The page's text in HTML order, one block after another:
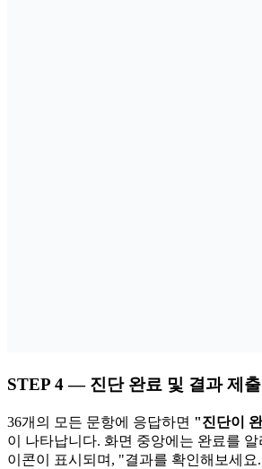
STEP 4 — 진단 완료 및 결과 제출
36개의 모든 문항에 응답하면 "진단이
이 나타납니다. 화면 중앙에는 완료를
이콘이 표시되며, "결과를 확인해보세